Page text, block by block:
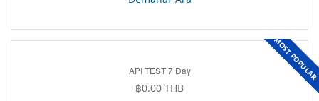
API TEST 7 Day MOST POPULAR
฿0.00 THB